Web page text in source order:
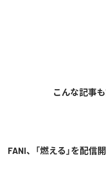
こんな記事
FANI、「燃える」を配信